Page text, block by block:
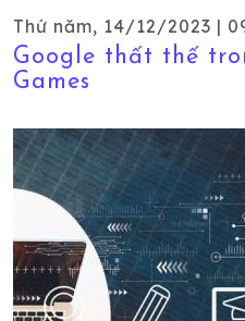
Thứ năm, 14/12/2023 |
Google thất thế
Games